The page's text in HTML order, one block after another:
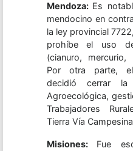
Mendoza: Es
mendocino en
la ley provincial
prohíbe el uso
(cianuro,
Por otra parte,
decidió cerrar la
Agroecológica,
Trabajadores
Tierra Vía
Misiones: Fue